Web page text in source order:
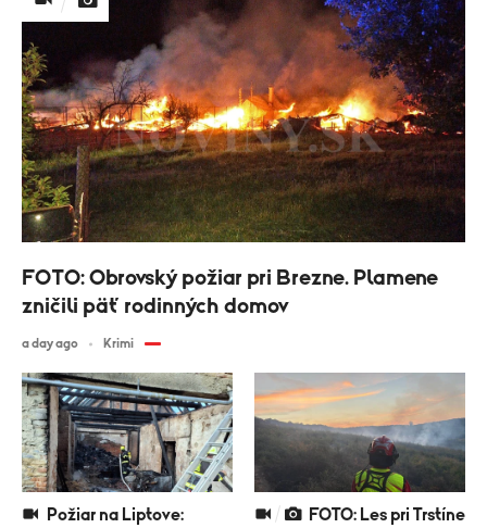
FOTO: Obrovský požiar pri Brezne. Plamene
zničili päť rodinných domov
a day ago Krimi